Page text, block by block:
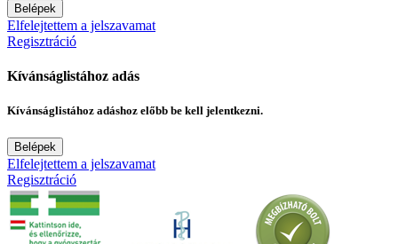
Belépek
Elfelejtettem a jelszavamat
Regisztráció
Kívánságlistához adás
Kívánságlistához adáshoz előbb be kell jelentkezni.
Belépek
Elfelejtettem a jelszavamat
Regisztráció